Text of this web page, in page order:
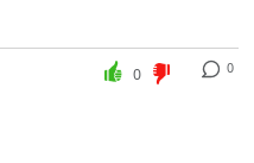
0
0